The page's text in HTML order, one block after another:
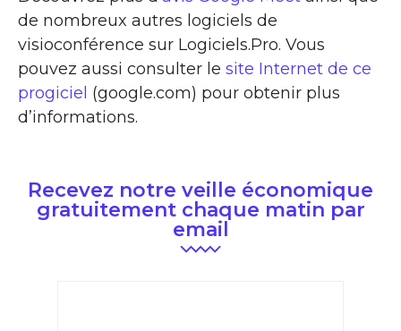
de nombreux autres logiciels de
visioconférence sur Logiciels.Pro. Vous
pouvez aussi consulter le site Internet de ce
progiciel (google.com) pour obtenir plus
d’informations.
Recevez notre veille économique
gratuitement chaque matin par
email